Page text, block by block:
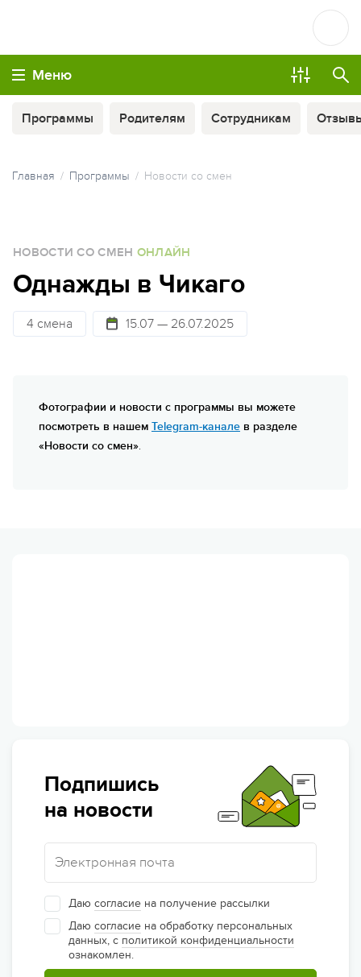
Меню
Программы Родителям Сотрудникам
Главная Программы Новости со смен
МЫ ВСЕГДА НА СВЯЗИ
НОВОСТИ СО СМЕН ОНЛАЙН
Однажды в Чикаго
4 смена 15.07 — 26.07.2025
Фотографии и новости с программы вы можете
посмотреть в нашем Telegram-канале в разделе
«Новости со смен».
Подпишись
на новости
Даю согласие на получение рассылки
Даю согласие на обработку персональных
данных, с политикой конфиденциальности
ознакомлен.